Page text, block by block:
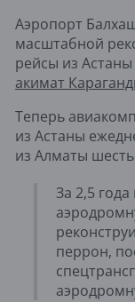
Аэропорт
масштабной
рейсы из
акимат
Теперь
из Астаны
из Алматы
За 2,5
перрон,